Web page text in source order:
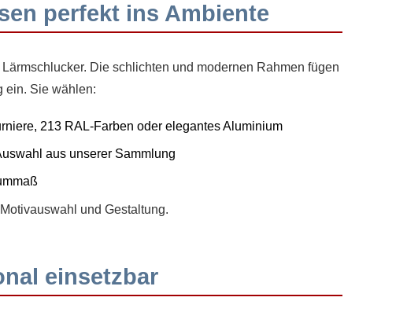
perfekt ins Ambiente
Die schlichten und modernen Rahmen fügen
ein. Sie wählen:
213 RAL-Farben oder elegantes Aluminium
aus unserer Sammlung
und Gestaltung.
einsetzbar